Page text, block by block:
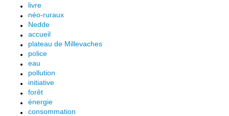
livre
néo-ruraux
Nedde
accueil
plateau de Millevaches
police
eau
pollution
initiative
forêt
énergie
consommation